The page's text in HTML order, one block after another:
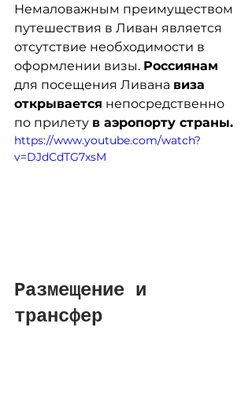
Немаловажным преимуществом
путешествия в Ливан является
отсутствие необходимости в
оформлении визы. Россиянам
для посещения Ливана виза
открывается непосредственно
по прилету в аэропорту страны.
https://www.youtube.com/watch?
v=DJdCdTG7xsM
Размещение и
трансфер